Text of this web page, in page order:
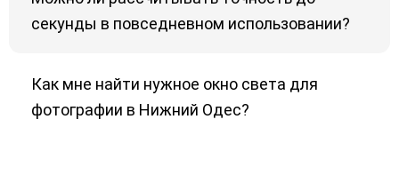
секунды в повседневном использовании?
Как мне найти нужное окно света для
фотографии в Нижний Одес?